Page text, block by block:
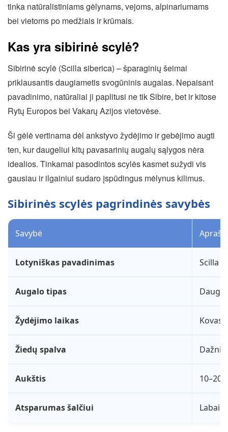
tinka natūralistiniams gėlynams, vejoms, alpinariumams
bei vietoms po medžiais ir krūmais.
Kas yra sibirinė scylė?
Sibirinė scylė (Scilla siberica) – šparaginių šeimai
priklausantis daugiametis svogūninis augalas. Nepaisant
pavadinimo, natūraliai ji paplitusi ne tik Sibire, bet ir kitose
Rytų Europos bei Vakarų Azijos vietovėse.
Ši gėlė vertinama dėl ankstyvo žydėjimo ir gebėjimo augti
ten, kur daugeliui kitų pavasarinių augalų sąlygos nėra
idealios. Tinkamai pasodintos scylės kasmet sužydi vis
gausiau ir ilgainiui sudaro įspūdingus mėlynus kilimus.
Sibirinės scylės pagrindinės savybės
Savybė
Lotyniškas pavadinimas Scilla
Augalo tipas
Žydėjimo laikas
Žiedų spalva
Aukštis 10–20
Atsparumas šalčiui Labai